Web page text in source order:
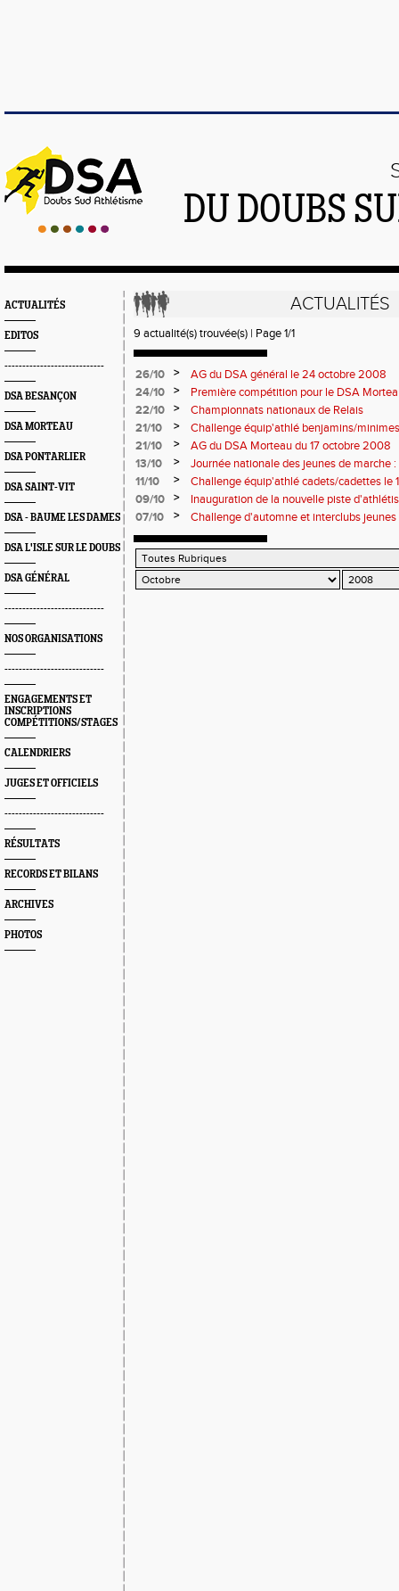
DU DOUBS
ACTUALITÉS
EDITOS
----------------------------
DSA BESANÇON
DSA MORTEAU
DSA PONTARLIER
DSA SAINT-VIT
DSA - BAUME LES DAMES
DSA L'ISLE SUR LE DOUBS
DSA GÉNÉRAL
----------------------------
NOS ORGANISATIONS
----------------------------
ENGAGEMENTS ET
INSCRIPTIONS
COMPÉTITIONS/STAGES
CALENDRIERS
JUGES ET OFFICIELS
----------------------------
RÉSULTATS
RECORDS ET BILANS
ARCHIVES
PHOTOS
ACTUALITÉS
9 actualité(s) trouvée(s) | Page 1/1
26/10 >
AG du DSA général le 24 octobre 2008
24/10
>
Première compétition pour le DSA
22/10
>
Championnats nationaux de Relais
21/10
>
Challenge équip'athlé benjamins/
octobre
21/10 >
AG du DSA Morteau du 17 octobre 2008
13/10
>
Journée nationale des jeunes de marche
11/10
>
Challenge équip'athlé cadets/cadettes le
09/10
>
Inauguration de la nouvelle piste
07/10
> Challenge d'automne et interclubs jeunes